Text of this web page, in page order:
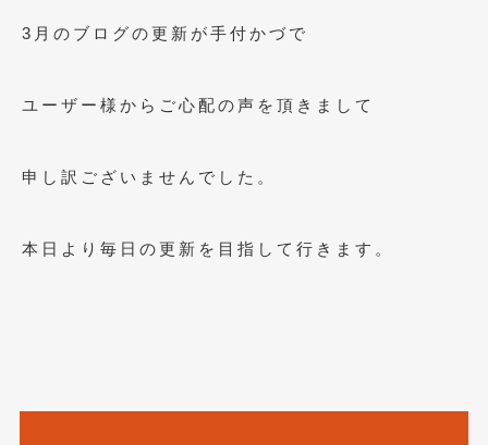
2021年4月 (1)
2021年1月(2)
2020年10月(1)
2020年6月(2)
3月のブログの更新が手付かづで
ユーザー様からご心配の声を頂きまして
申し訳ございませんでした。
本日より毎日の更新を目指して行きます。